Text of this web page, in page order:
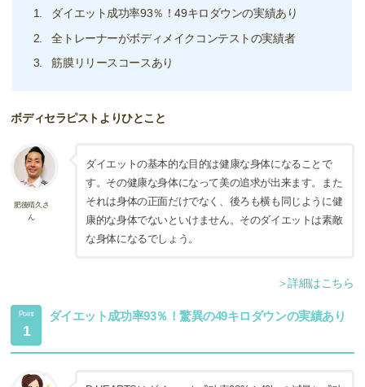
ダイエット成功率93％！49キロダウンの実績あり
全トレーナーがボディメイクコンテストの実績者
筋膜リリースコースあり
ボディセラピストよりひとこと
肥後晴久さ
ん
ダイエットの基本的な目的は健康な身体になることで
す。その健康な身体になって美の追求が出来ます。また
それは身体の正面だけでなく、後ろも横も同じように健
康的な身体でないといけません。そのダイエットは素敵
な身体になるでしょう。
＞詳細はこちら
Point
1
ダイエット成功率93％！驚異の49キロダウンの実績あり